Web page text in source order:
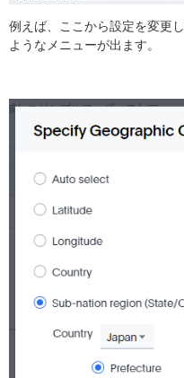
例えば、ここから設定を変更
ようなメニューが出ます。